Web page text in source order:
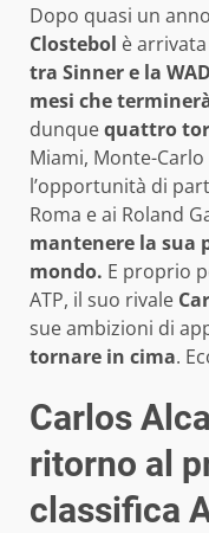
Dopo quasi un
Clostebol è
tra Sinner e la
mesi che
dunquequattro
Miami, Monte-
l’opportunità di
Roma e ai Roland
mantenere la sua
mondo. E proprio
ATP, il suo rivale
sue ambizioni di
tornare in cima.
Carlos
ritorno al
classifica